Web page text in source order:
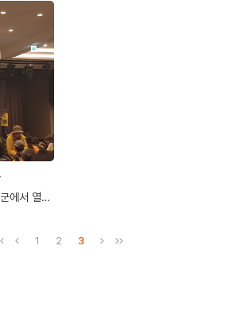
11월 13일부터 경북 청송군에서 열린 제6회 지질공원 한마당 대회입니다전국 12개 국가지…
1 2 3